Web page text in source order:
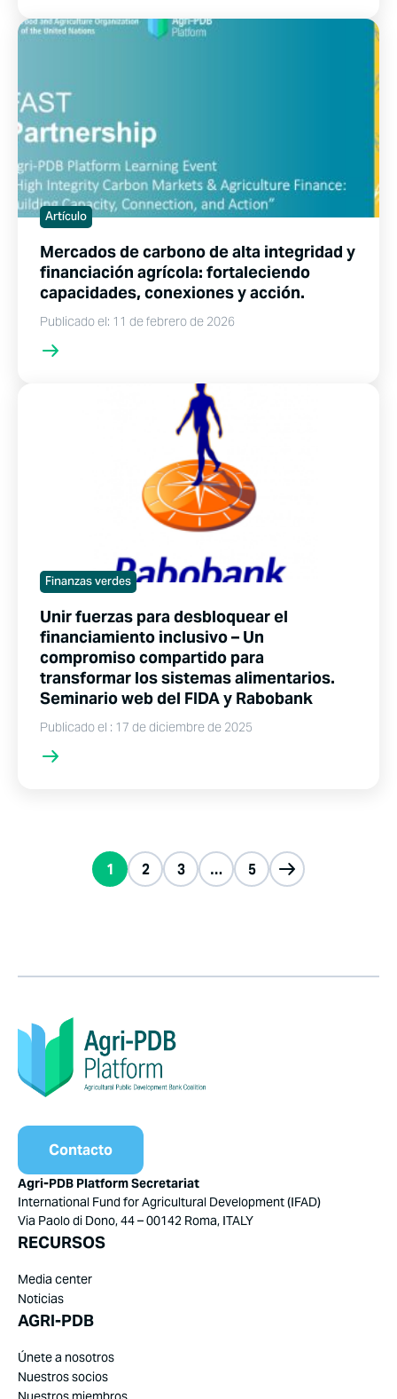
Artículo
Mercados de carbono de alta integridad y
financiación agrícola: fortaleciendo
capacidades, conexiones y acción.
Publicado el: 11 de febrero de 2026
Finanzas verdes
Unir fuerzas para desbloquear el
financiamiento inclusivo – Un
compromiso compartido para
transformar los sistemas alimentarios.
Seminario web del FIDA y Rabobank
Publicado el : 17 de diciembre de 2025
1 2 3 … 5
Contacto
Agri-PDB Platform Secretariat
International Fund for Agricultural Development (IFAD)
Via Paolo di Dono, 44 – 00142 Roma, ITALY
RECURSOS
Media center
Noticias
AGRI-PDB
Únete a nosotros
Nuestros socios